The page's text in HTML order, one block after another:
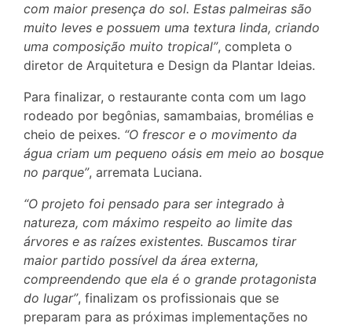
com maior presença do sol. Estas palmeiras são
muito leves e possuem uma textura linda, criando
uma composição muito tropical”, completa o
diretor de Arquitetura e Design da Plantar Ideias.
Para finalizar, o restaurante conta com um lago
rodeado por begônias, samambaias, bromélias e
cheio de peixes. “O frescor e o movimento da
água criam um pequeno oásis em meio ao bosque
no parque”, arremata Luciana.
“O projeto foi pensado para ser integrado à
natureza, com máximo respeito ao limite das
árvores e as raízes existentes. Buscamos tirar
maior partido possível da área externa,
compreendendo que ela é o grande protagonista
do lugar”, finalizam os profissionais que se
preparam para as próximas implementações no